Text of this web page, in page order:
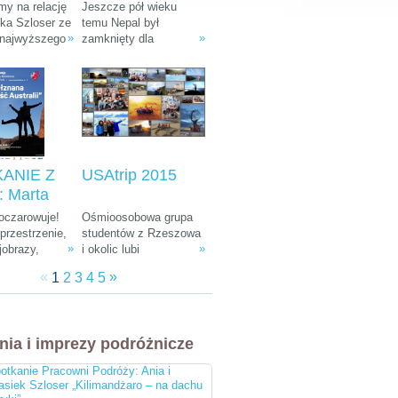
Ania i
Szloser
–
na relację
Szloser ze
w
i
»
Tułak „Magiczny
Nepal”
Jeszcze pół wieku
temu Nepal był
zamknięty dla
zwiedzających. W
ostatnich dekadach
zamienił się w Mekkę
dla ludzi kochających
góry, przyrodę i
kulturę.
»
Z
Marta
i
Australii"
spotkać
ciekawa
ludzie na
»
USAtrip 2015
Ośmioosobowa grupa
studentów z Rzeszowa
i okolic lubi
równa się móc. Wierni
tej idei co roku
r. Na koncie mają już
cztery wyprawy, a teraz
przygotowują się do
następnej. Tym razem
»
« 1 2 3 4 5 »
i imprezy podróżnicze
Pracowni Podróży: Ania i
Szloser „Kilimandżaro – na dachu